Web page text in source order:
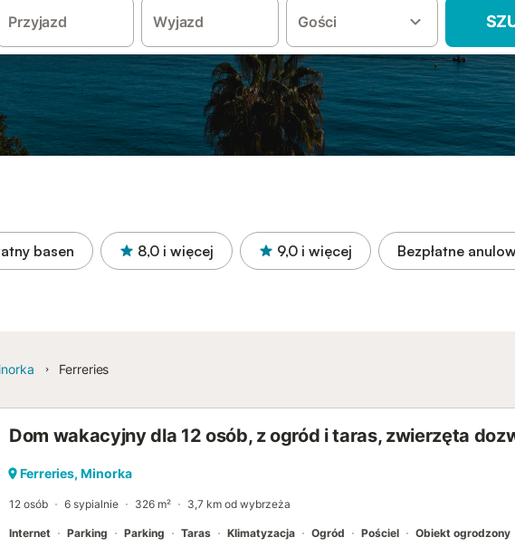
Przyjazd Wyjazd Gości
basen 8,0 i więcej 9,0 i więcej Bezpłatne
Ferreries
Dom wakacyjny dla 12 osób, z ogród i taras, zwierzęta
Ferreries, Minorka
12 osób 6 sypialnie 326 m² 3,7 km od wybrzeża
Internet Parking Parking Taras Klimatyzacja Ogród Pościel Obiekt ogrodzony